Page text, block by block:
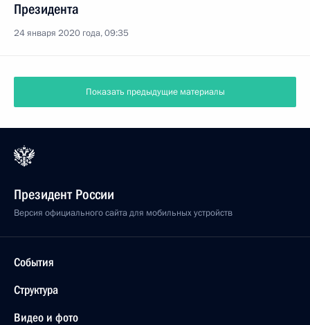
Президента
24 января 2020 года, 09:35
Показать предыдущие материалы
Президент России
Версия официального сайта для мобильных устройств
События
Структура
Видео и фото